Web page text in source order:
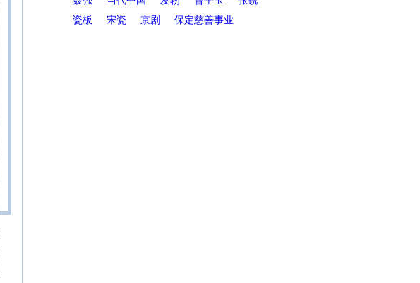
瓷板
宋瓷 京剧 保定慈善事业